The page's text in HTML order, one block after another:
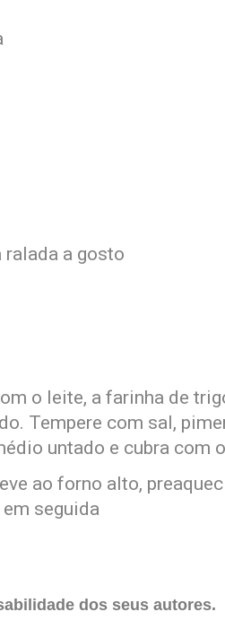
a gosto
o leite, a farinha de
Tempere com sal,
untado e cubra com
ao forno alto,
seguida
dos seus autores.